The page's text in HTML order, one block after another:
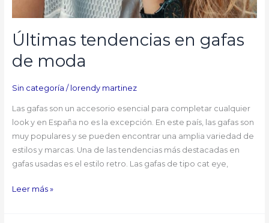
Últimas tendencias en gafas
de moda
Sin categoría / lorendy martinez
Las gafas son un accesorio esencial para completar cualquier
look y en España no es la excepción. En este país, las gafas son
muy populares y se pueden encontrar una amplia variedad de
estilos y marcas. Una de las tendencias más destacadas en
gafas usadas es el estilo retro. Las gafas de tipo cat eye,
Leer más »